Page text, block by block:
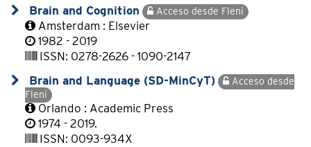
Brain and Cognition
Acceso desde Fleni
Amsterdam : Elsevier
1982 - 2019
ISSN: 0278-2626 - 1090-2147
Brain and Language (SD-MinCyT)
Acceso desde
Fleni
Orlando : Academic Press
1974 - 2019.
ISSN: 0093-934X